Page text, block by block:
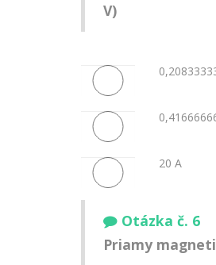
V)
20 A
Otázka č. 6
Priamy